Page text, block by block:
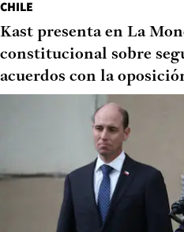
CHILE
Kast presenta en La
constitucional sobre
acuerdos con la